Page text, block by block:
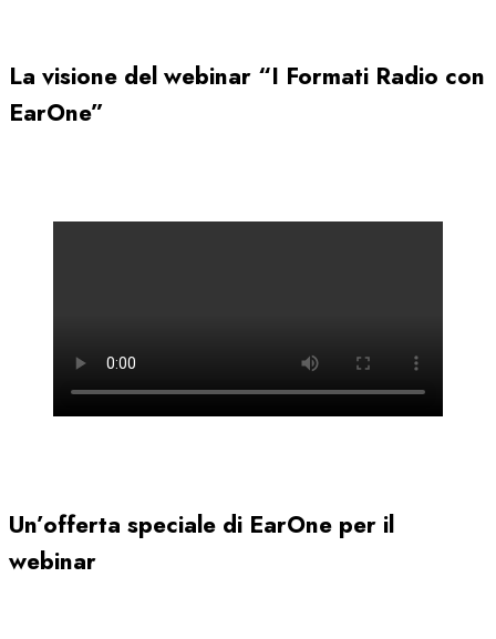
La visione del webinar “I Formati Radio con
EarOne”
Un’offerta speciale di EarOne per il
webinar